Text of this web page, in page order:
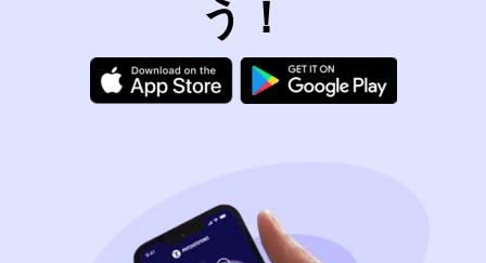
う！